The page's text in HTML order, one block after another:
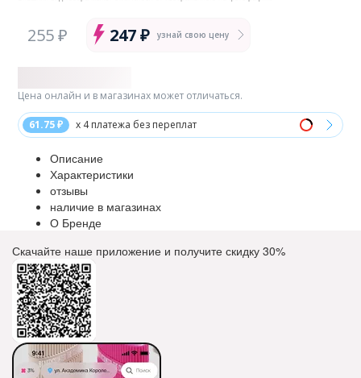
255 ₽ 247 ₽ узнай свою цену
61.75 ₽ x 4 платежа без переплат
Цена онлайн и в магазинах может отличаться.
Описание
Характеристики
отзывы
наличие в магазинах
О Бренде
Скачайте наше приложение и получите скидку 30%